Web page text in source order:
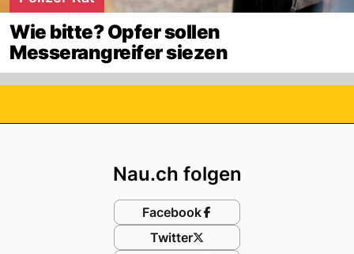
Wie bitte? Opfer sollen
Messerangreifer siezen
Nau.ch folgen
Facebook
Twitter